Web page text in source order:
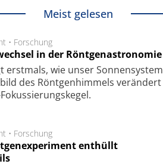
Meist gelesen
• Forschung
in der Röntgenastronomie
erst­mals, wie unser Son­nen­sys­tem
des Rönt­gen­him­mels ver­än­dert
• Forschung
enthüllt